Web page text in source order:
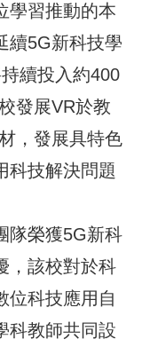
學習推動的本
續5G新科技學
續投入約400
發展VR於教
，發展具特色
科技解決問題
隊榮獲5G新科
，該校對於科
位科技應用自
科教師共同設